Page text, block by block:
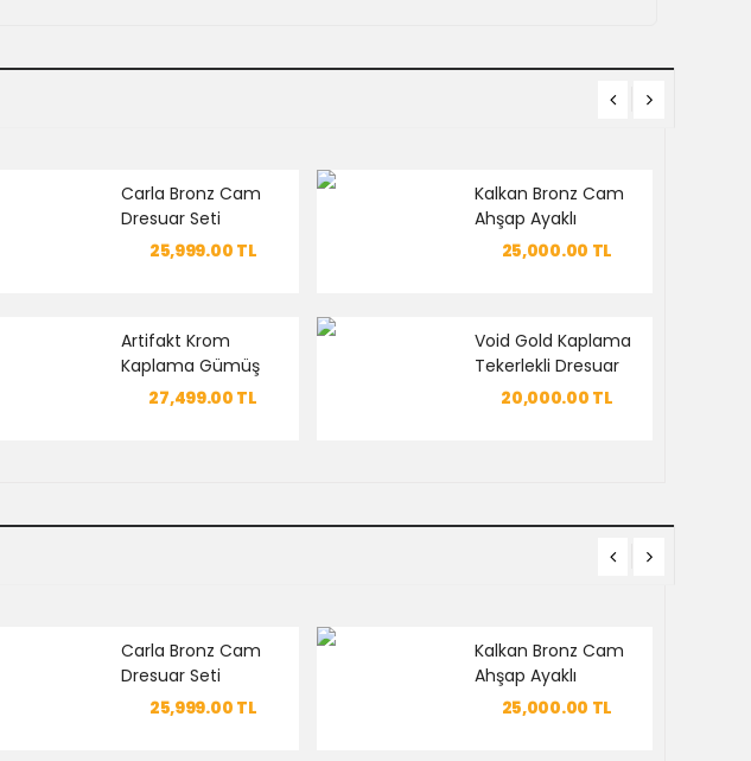
Carla Bronz Cam
Dresuar Seti
25,999.00 TL
Artifakt Krom
Kaplama Gümüş
Dresuar Seti
27,499.00 TL
Kalkan Bronz Cam
Ahşap Ayaklı
Dresuar Seti
25,000.00 TL
Void Gold Kaplama
Tekerlekli Dresuar
Seti20,000.00 TL
Carla Bronz Cam
Dresuar Seti
25,999.00 TL
Kalkan Bronz Cam
Ahşap Ayaklı
Dresuar Seti
25,000.00 TL